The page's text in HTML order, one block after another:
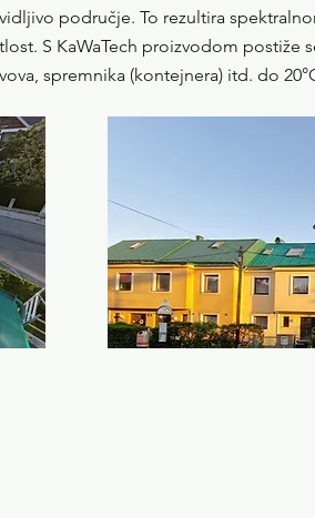
područje. To rezultira
S KaWaTech proizvodom postiže
spremnika (kontejnera) itd. do